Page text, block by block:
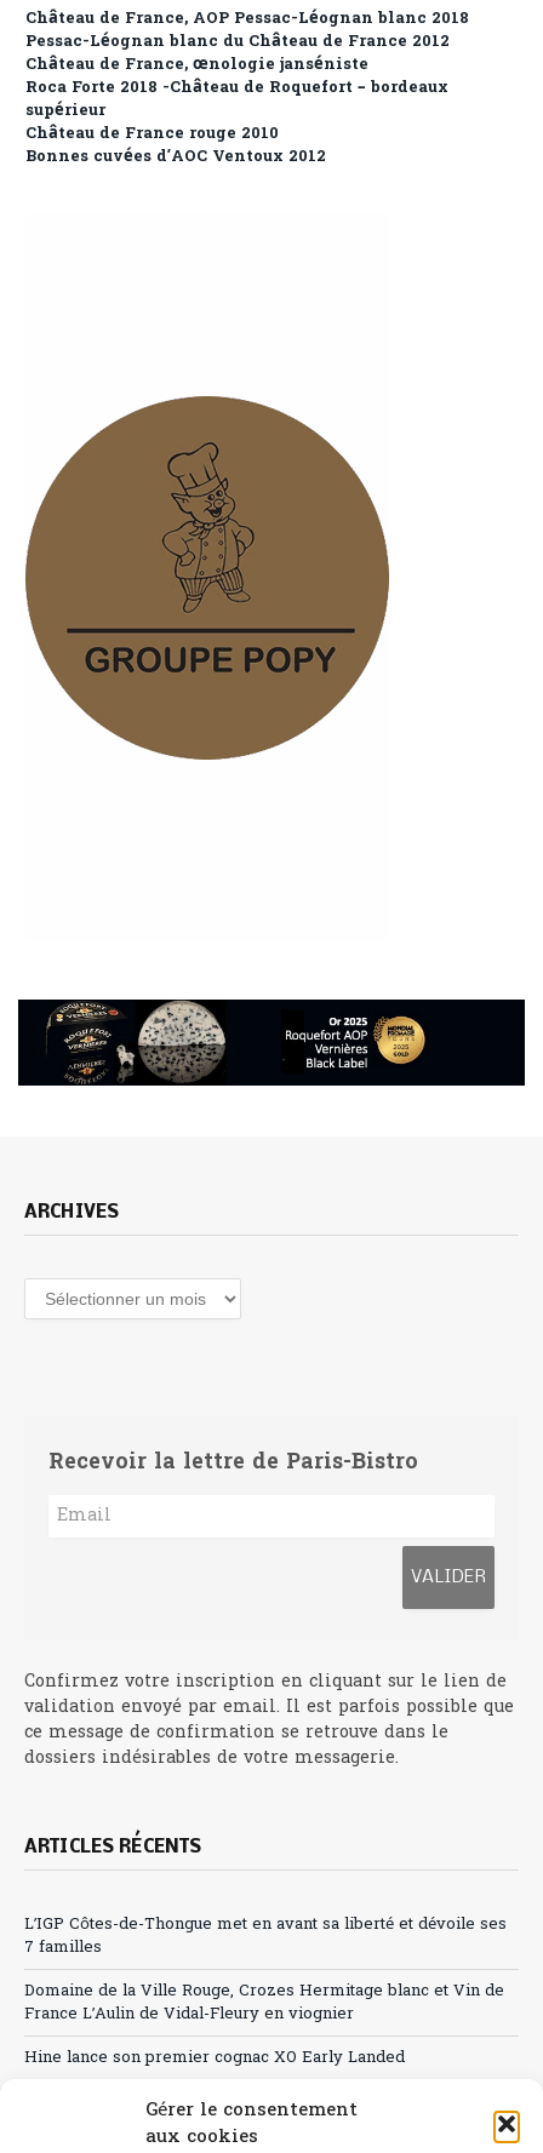
Gérer le consentement
aux cookies
Château de France, AOP Pessac-Léognan blanc 2018
Pessac-Léognan blanc du Château de France 2012
Château de France, œnologie janséniste
Roca Forte 2018 -Château de Roquefort – bordeaux
supérieur
Château de France rouge 2010
Bonnes cuvées d’AOC Ventoux 2012
ARCHIVES
Archives
Recevoir la lettre de Paris-Bistro
Confirmez votre inscription en cliquant sur le lien de
validation envoyé par email. Il est parfois possible que
ce message de confirmation se retrouve dans le
dossiers indésirables de votre messagerie.
ARTICLES RÉCENTS
L’IGP Côtes-de-Thongue met en avant sa liberté et dévoile ses
7 familles
Domaine de la Ville Rouge, Crozes Hermitage blanc et Vin de
France L’Aulin de Vidal-Fleury en viognier
Hine lance son premier cognac XO Early Landed
Canicule : A quand le CHR à « l’heure espagnole » ?